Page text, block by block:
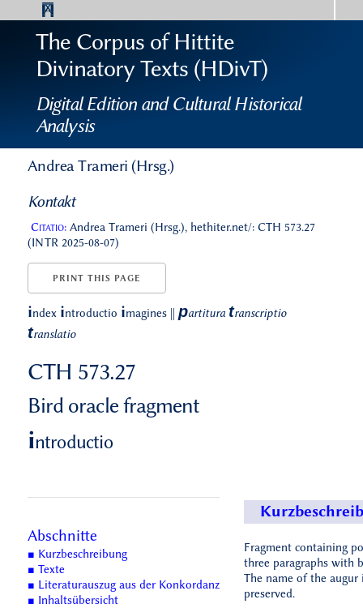
The Corpus of Hittite
Divinatory Texts (HDivT)
Digital Edition and Cultural Historical
Analysis
Andrea Trameri (Hrsg.)
Kontakt
Citatio:Andrea Trameri (Hrsg.), hethiter.net/: CTH 573.27
(INTR 2025-08-07)
PRINT THIS PAGE
index introductio imagines partitura transcriptio
translatio
CTH 573.27
Bird oracle fragment
introductio
Abschnitte
■ Kurzbeschreibung
■ Texte
■ Literaturauszug aus der Konkordanz
■ Inhaltsübersicht
Fragment containing
three paragraphs with
The name of the augur
preserved.